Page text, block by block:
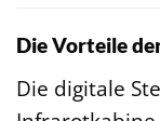
Die Vorteile
Die digitale